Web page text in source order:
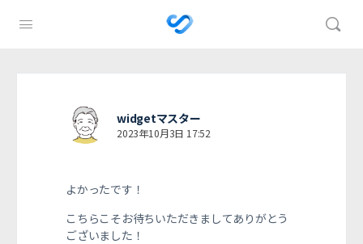
widgetマスター
2023年10月3日 17:52
よかったです！
こちらこそお待ちいただきましてありがとう
ございました！